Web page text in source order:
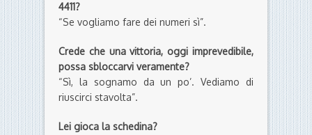
4411?
“Se vogliamo fare dei numeri sì”.
Crede che una vittoria, oggi imprevedibile,
possa sbloccarvi veramente?
“Sì, la sognamo da un po’. Vediamo di
riuscirci stavolta”.
Lei gioca la schedina?